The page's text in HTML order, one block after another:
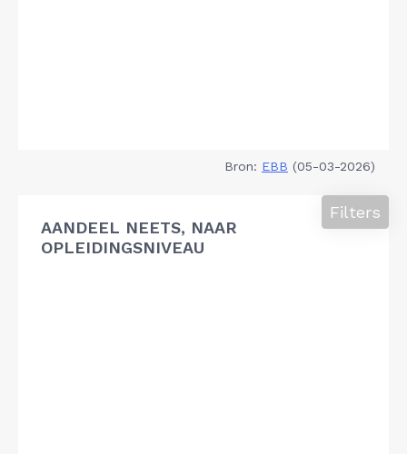
Bron: EBB (05-03-2026)
AANDEEL NEETS, NAAR
OPLEIDINGSNIVEAU
Filters